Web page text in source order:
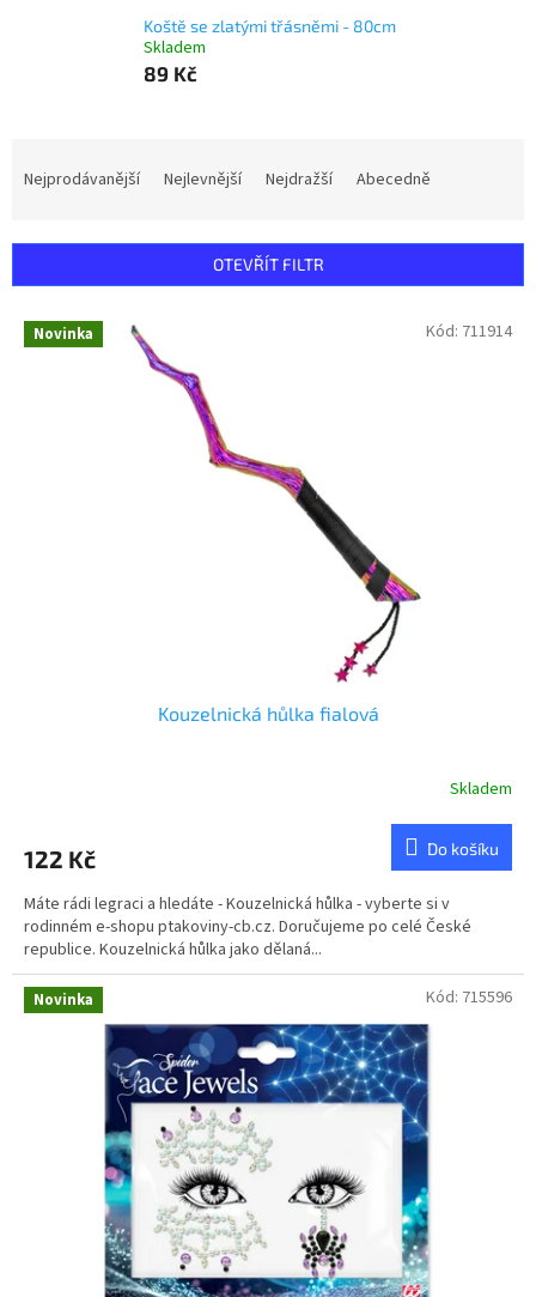
Koště se zlatými třásněmi - 80cm
Skladem
89 Kč
í
Nejprodávanější Nejlevnější Nejdražší Abecedně
OTEVŘÍT FILTR
V Novinka
Kouzelnická hůlka fialová
Skladem
122 Kč Do košíku
Máte rádi legraci a hledáte - Kouzelnická hůlka - vyberte si v
rodinném e-shopu ptakoviny-cb.cz. Doručujeme po celé České
republice. Kouzelnická hůlka jako dělaná...
Kód: 711914
Novinka Kód: 715596